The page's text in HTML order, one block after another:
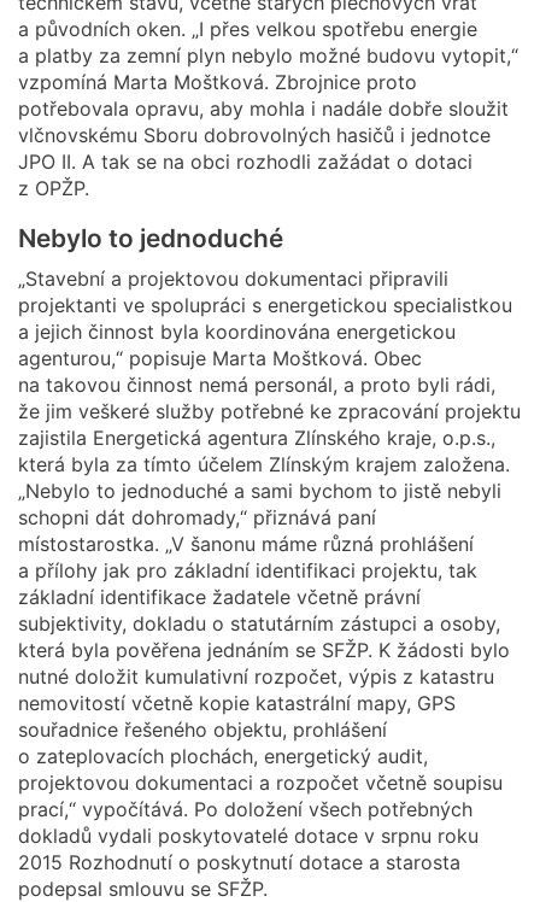
a původních oken. „I přes velkou spotřebu energie
a platby za zemní plyn nebylo možné budovu vytopit,“
vzpomíná Marta Moštková. Zbrojnice proto
potřebovala opravu, aby mohla i nadále dobře sloužit
vlčnovskému Sboru dobrovolných hasičů i jednotce
JPO II. A tak se na obci rozhodli zažádat o dotaci
z OPŽP.
Nebylo to jednoduché
„Stavební a projektovou dokumentaci připravili
projektanti ve spolupráci s energetickou specialistkou
a jejich činnost byla koordinována energetickou
agenturou,“ popisuje Marta Moštková. Obec
na takovou činnost nemá personál, a proto byli rádi,
že jim veškeré služby potřebné ke zpracování projektu
zajistila Energetická agentura Zlínského kraje, o.p.s.,
která byla za tímto účelem Zlínským krajem založena.
„Nebylo to jednoduché a sami bychom to jistě nebyli
schopni dát dohromady,“ přiznává paní
místostarostka. „V šanonu máme různá prohlášení
a přílohy jak pro základní identifikaci projektu, tak
základní identifikace žadatele včetně právní
subjektivity, dokladu o statutárním zástupci a osoby,
která byla pověřena jednáním se SFŽP. K žádosti bylo
nutné doložit kumulativní rozpočet, výpis z katastru
nemovitostí včetně kopie katastrální mapy, GPS
souřadnice řešeného objektu, prohlášení
o zateplovacích plochách, energetický audit,
projektovou dokumentaci a rozpočet včetně soupisu
prací,“ vypočítává. Po doložení všech potřebných
dokladů vydali poskytovatelé dotace v srpnu roku
2015 Rozhodnutí o poskytnutí dotace a starosta
podepsal smlouvu se SFŽP.